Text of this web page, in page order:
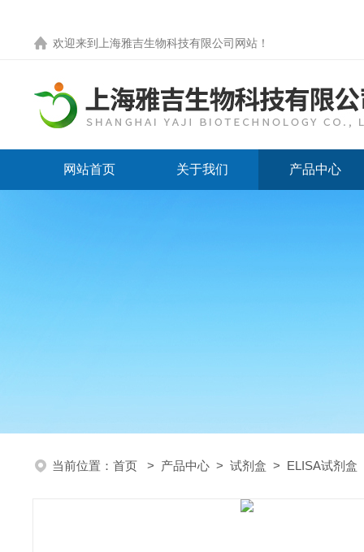
欢迎来到 上海雅吉生物科技有限公司网站 ！
网站首页 关于我们 产品中心
当前位置： 首页 > 产品中心 > 试剂盒 > ELISA试剂盒